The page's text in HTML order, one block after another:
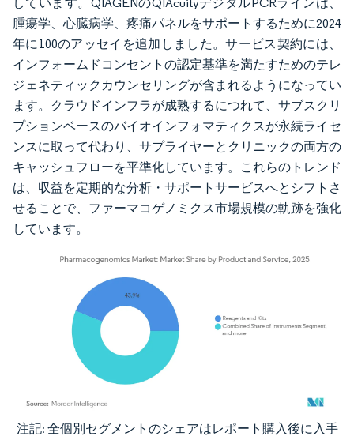
腫瘍学、心臓病学、疼痛パネルをサポートするために2024
年に100のアッセイを追加しました。サービス契約には、
インフォームドコンセントの認定基準を満たすためのテレ
ジェネティックカウンセリングが含まれるようになってい
ます。クラウドインフラが成熟するにつれて、サブスクリ
プションベースのバイオインフォマティクスが永続ライセ
ンスに取って代わり、サプライヤーとクリニックの両方の
キャッシュフローを平準化しています。これらのトレンド
は、収益を定期的な分析・サポートサービスへとシフトさ
せることで、ファーマコゲノミクス市場規模の軌跡を強化
しています。
画像 © Mordor Intelligence。再利用にはCC BY 4.0の表示が必要です。
注記: 全個別セグメントのシェアはレポート購入後に入手